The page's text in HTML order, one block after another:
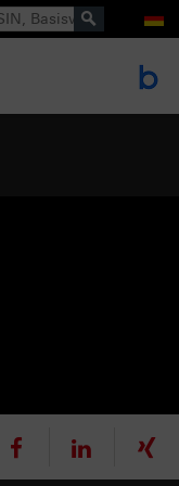
mitteilen